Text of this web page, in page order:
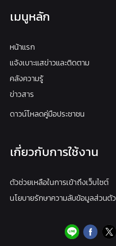
เมนูหลัก
หน้าแรก
แจ้งเบาะแสข่าวและติดตาม
คลังความรู้
ข่าวสาร
ดาวน์โหลดคู่มือประชาชน
เกี่ยวกับการใช้งาน
ตัวช่วยเหลือในการเข้าถึงเว็บไซต์
นโยบายรักษาความลับข้อมูลส่วนตัว